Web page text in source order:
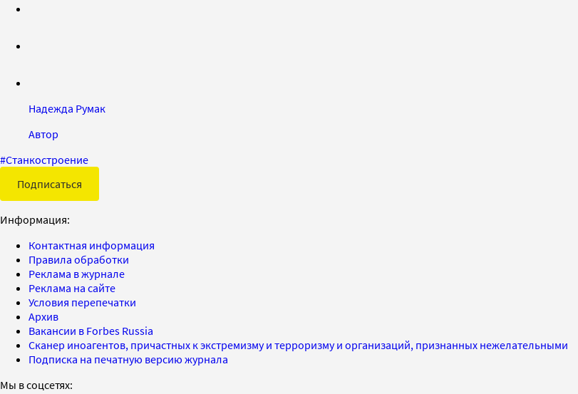
Надежда Румак
Автор
#Станкостроение
Подписаться
Информация:
Контактная информация
Правила обработки
Реклама в журнале
Реклама на сайте
Условия перепечатки
Архив
Вакансии в Forbes Russia
Сканер иноагентов, причастных к экстремизму и терроризму и организаций, признанных нежелательными
Подписка на печатную версию журнала
Мы в соцсетях: